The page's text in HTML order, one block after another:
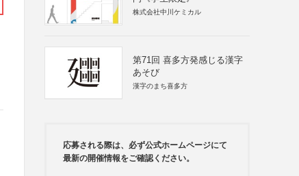
株式会社中川ケミカル
第71回 喜多方発感じる漢字
あそび
漢字のまち喜多方
応募される際は、必ず公式ホームページにて
最新の開催情報をご確認ください。